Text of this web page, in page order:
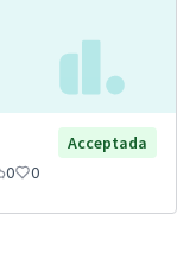
Acceptada
0 0